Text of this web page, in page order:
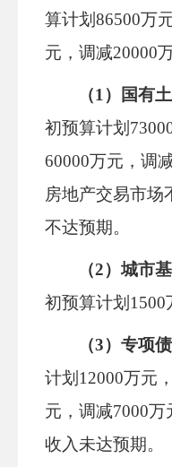
算计划86500万
元，调减20000
（1）国有
初预算计划
60000万元，调
房地产交易市场
不达预期。
（2）城市
初预算计划 1500
（3）专项
计划 12000万元
元，调减7000万
收入未达预期。